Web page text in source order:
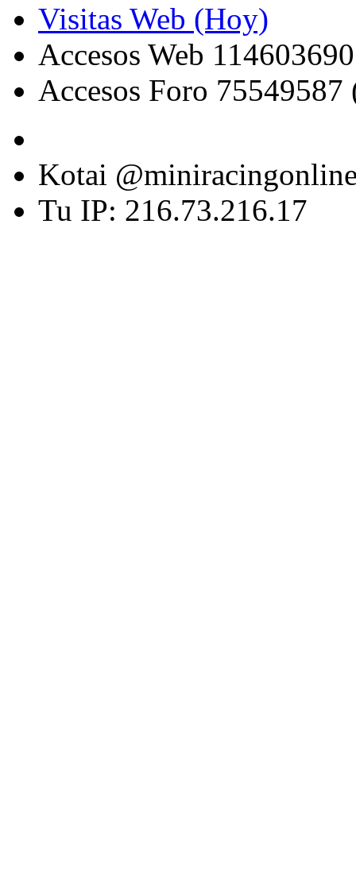
Visitas Web (Hoy)
Accesos Web
Accesos Foro 75549587
Kotai
Tu IP: 216.73.216.17